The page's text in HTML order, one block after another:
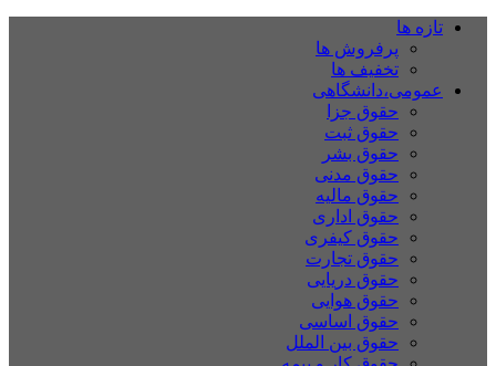
تازه ها
پرفروش ها
تخفیف ها
عمومی،دانشگاهی
حقوق جزا
حقوق ثبت
حقوق بشر
حقوق مدنی
حقوق مالیه
حقوق اداری
حقوق کیفری
حقوق تجارت
حقوق دریایی
حقوق هوایی
حقوق اساسی
حقوق بین الملل